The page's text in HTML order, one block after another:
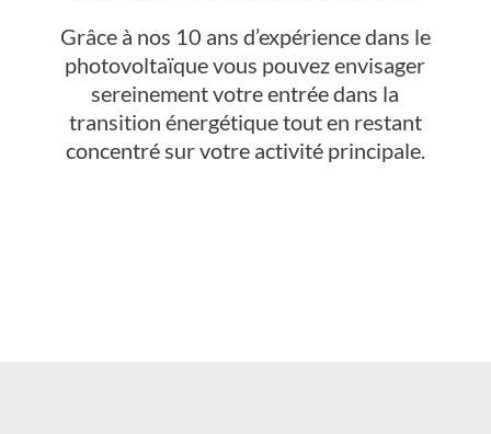
Grâce à nos 10 ans d’expérience dans le
photovoltaïque vous pouvez envisager
sereinement votre entrée dans la
transition énergétique tout en restant
concentré sur votre activité principale.